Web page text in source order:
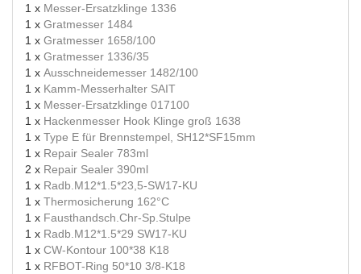
1 x Messer-Ersatzklinge 1336
1 x Gratmesser 1484
1 x Gratmesser 1658/100
1 x Gratmesser 1336/35
1 x Ausschneidemesser 1482/100
1 x Kamm-Messerhalter SAIT
1 x Messer-Ersatzklinge 017100
1 x Hackenmesser Hook Klinge groß 1638
1 x Type E für Brennstempel, SH12*SF15mm
1 x Repair Sealer 783ml
2 x Repair Sealer 390ml
1 x Radb.M12*1.5*23,5-SW17-KU
1 x Thermosicherung 162°C
1 x Fausthandsch.Chr-Sp.Stulpe
1 x Radb.M12*1.5*29 SW17-KU
1 x CW-Kontour 100*38 K18
1 x RFBOT-Ring 50*10 3/8-K18